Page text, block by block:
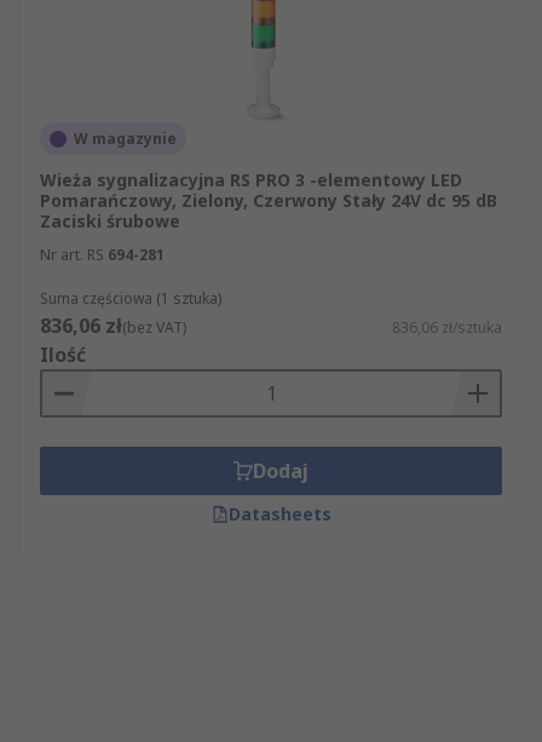
W magazynie
Wieża sygnalizacyjna RS PRO 3 -elementowy LED
Pomarańczowy, Zielony, Czerwony Stały 24V dc 95 dB
Zaciski śrubowe
Nr art. RS 694-281
Suma częściowa (1 sztuka)
836,06 zł(bez VAT) 836,06 zł/sztuka
Ilość
Dodaj
Datasheets